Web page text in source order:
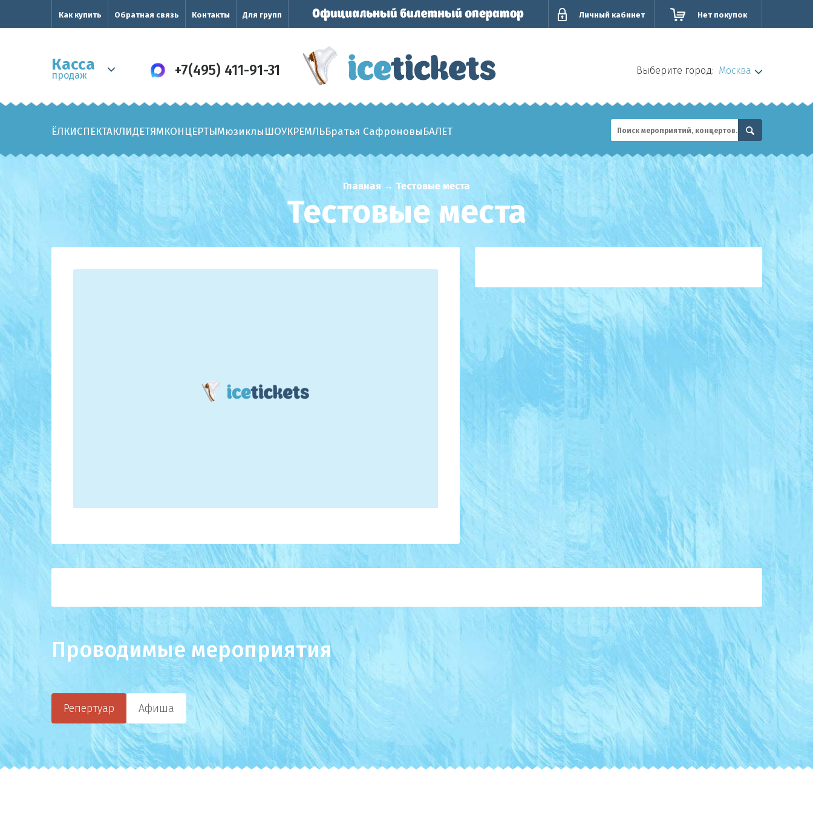
Как купить Обратная связь Контакты Для групп Личный кабинет Нет покупок
Касса
продаж +7(495) 411-91-31 Выберите город: Москва
ЁЛКИСПЕКТАКЛИДЕТЯМКОНЦЕРТЫМюзиклыШОУКРЕМЛЬБратья СафроновыБАЛЕТ
Главная → Тестовые места
Тестовые места
Проводимые мероприятия
Репертуар Афиша